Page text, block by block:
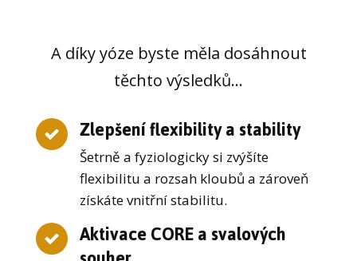
A díky yóze byste měla dosáhnout
těchto výsledků...
Zlepšení flexibility a stability
Šetrně a fyziologicky si zvýšíte
flexibilitu a rozsah kloubů a zároveň
získáte vnitřní stabilitu.
Aktivace CORE a svalových